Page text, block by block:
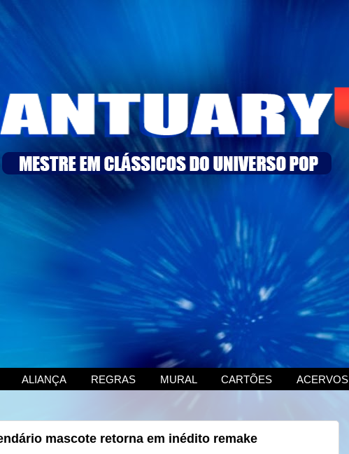
ALIANÇA REGRAS MURAL CARTÕES ACERVOS
mascote retorna em inédito remake